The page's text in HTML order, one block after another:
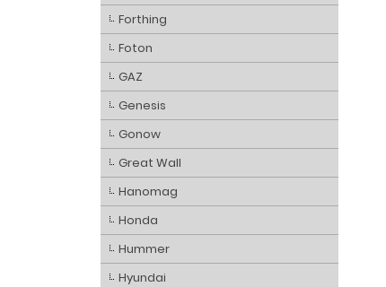
Forthing
Foton
GAZ
Genesis
Gonow
Great Wall
Hanomag
Honda
Hummer
Hyundai